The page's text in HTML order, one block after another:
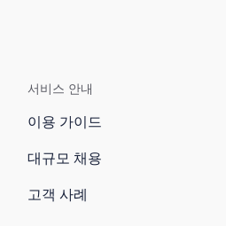
서비스 안내
이용 가이드
대규모 채용
고객 사례